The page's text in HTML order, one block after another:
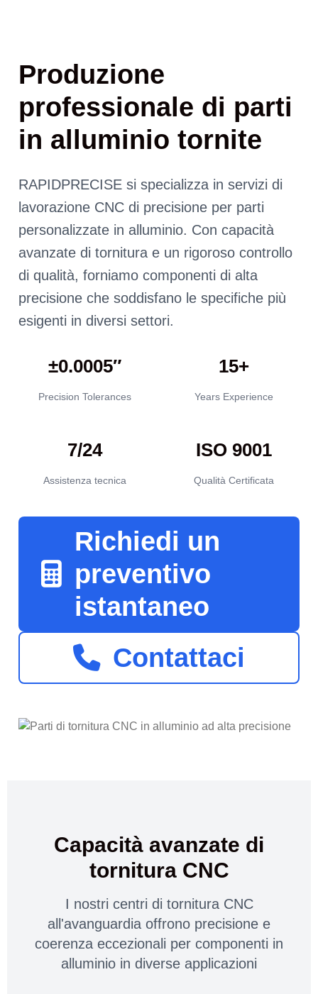
Produzione
professionale di parti
in alluminio tornite
RAPIDPRECISE si specializza in servizi di
lavorazione CNC di precisione per parti
personalizzate in alluminio. Con capacità
avanzate di tornitura e un rigoroso controllo
di qualità, forniamo componenti di alta
precisione che soddisfano le specifiche più
esigenti in diversi settori.
±0.0005″
Precision Tolerances
15+
Years Experience
7/24
Assistenza tecnica
ISO 9001
Qualità Certificata
Richiedi un
preventivo
istantaneo
Contattaci
Capacità avanzate di
tornitura CNC
I nostri centri di tornitura CNC
all'avanguardia offrono precisione e
coerenza eccezionali per componenti in
alluminio in diverse applicazioni